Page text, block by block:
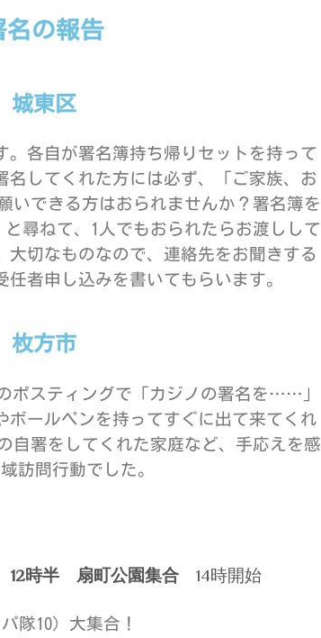
名の報告
城東区
。各自が署名簿持ち帰りセットを持って
名してくれた方には必ず、「ご家族、お
いできる方はおられませんか？署名簿を
尋ねて、1人でもおられたらお渡しして
大切なものなので、連絡先をお聞きする
任者申し込みを書いてもらいます。
枚方市
ポスティングで「カジノの署名を……」
ボールペンを持ってすぐに出て来てくれ
自署をしてくれた家庭など、手応えを感
訪問行動でした。
12時半 扇町公園集合 14時開始
隊10）大集合！